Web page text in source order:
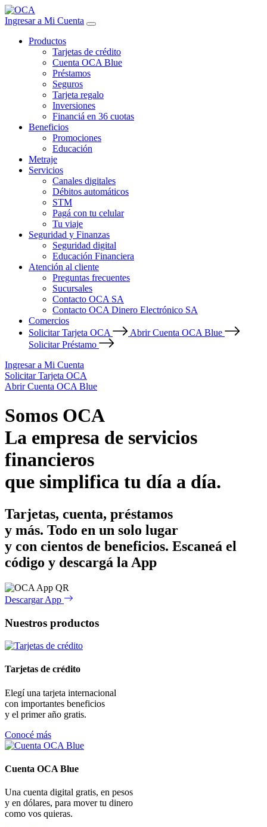
Ingresar a Mi Cuenta
Productos
Tarjetas de crédito
Cuenta OCA Blue
Préstamos
Seguros
Tarjeta regalo
Inversiones
Financiá en 36 cuotas
Beneficios
Promociones
Educación
Metraje
Servicios
Canales digitales
Débitos automáticos
STM
Pagá con tu celular
Tu viaje
Seguridad y Finanzas
Seguridad digital
Educación Financiera
Atención al cliente
Preguntas frecuentes
Sucursales
Contacto OCA SA
Contacto OCA Dinero Electrónico SA
Comercios
Solicitar Tarjeta OCA
Abrir Cuenta OCA Blue
Solicitar Préstamo
Ingresar a Mi Cuenta
Solicitar Tarjeta OCA
Abrir Cuenta OCA Blue
Somos OCA
La empresa de servicios
financieros
que simplifica tu día a día.
Tarjetas, cuenta, préstamos
y más. Todo en un solo lugar
y con cientos de beneficios. Escaneá el
código y descargá la App
Descargar App
Nuestros productos
Tarjetas de crédito
Elegí una tarjeta internacional
con importantes beneficios
y el primer año gratis.
Conocé más
Cuenta OCA Blue
Una cuenta digital gratis, en pesos
y en dólares, para mover tu dinero
como vos quieras.